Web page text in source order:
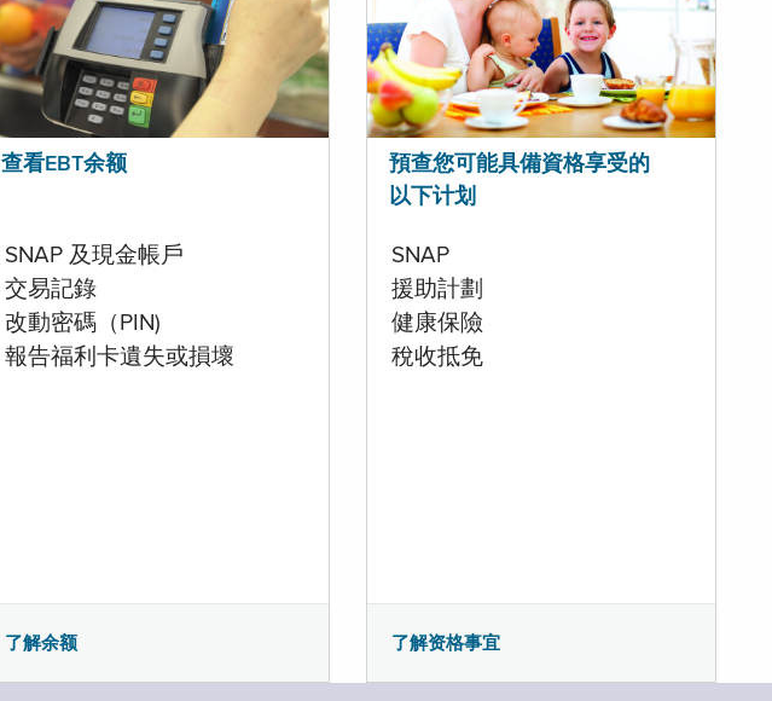
查看EBT余额
SNAP 及現金帳戶
交易記錄
改動密碼（PIN)
報告福利卡遺失或損壞
了解余额
預查您可能具備資格享受的
以下计划
SNAP
援助計劃
健康保險
稅收抵免
了解资格事宜